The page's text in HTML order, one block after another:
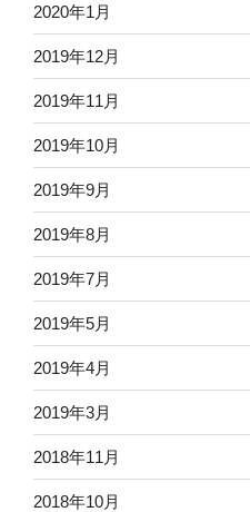
2020年1月
2019年12月
2019年11月
2019年10月
2019年9月
2019年8月
2019年7月
2019年5月
2019年4月
2019年3月
2018年11月
2018年10月